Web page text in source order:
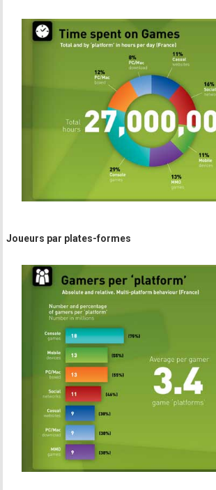
Joueurs par plates-formes